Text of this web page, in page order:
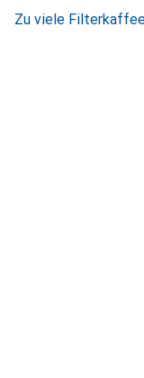
Zu viele